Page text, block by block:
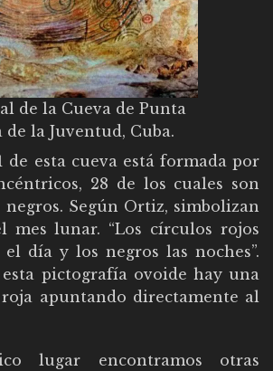
de la Cueva de Punta
de la Juventud, Cuba.
de esta cueva está formada por
28 de los cuales son
Según Ortiz, simbolizan
mes lunar. “Los círculos rojos
día y los negros las noches”.
esta pictografía ovoide hay una
apuntando directamente al
lugar encontramos otras